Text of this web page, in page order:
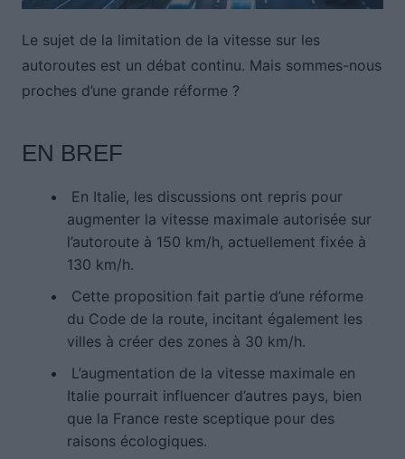
Le sujet de la limitation de la vitesse sur les
autoroutes est un débat continu. Mais sommes-nous
proches d’une grande réforme ?
EN BREF
En Italie, les discussions ont repris pour
augmenter la vitesse maximale autorisée sur
l’autoroute à 150 km/h, actuellement fixée à
130 km/h.
Cette proposition fait partie d’une réforme
du Code de la route, incitant également les
villes à créer des zones à 30 km/h.
L’augmentation de la vitesse maximale en
Italie pourrait influencer d’autres pays, bien
que la France reste sceptique pour des
raisons écologiques.